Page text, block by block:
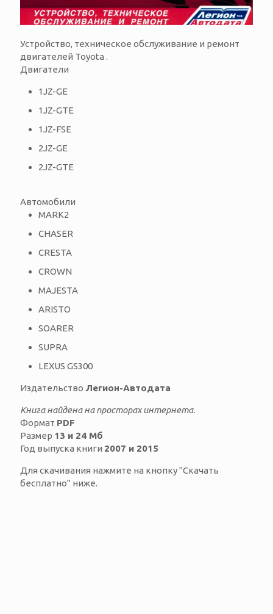
Устройство, техническое обслуживание и ремонт
двигателей Toyota .
Двигатели
1JZ-GE
1JZ-GTE
1JZ-FSE
2JZ-GE
2JZ-GTE
Автомобили
MARK2
CHASER
CRESTA
CROWN
MAJESTA
ARISTO
SOARER
SUPRA
LEXUS GS300
Издательство Легион-Автодата
Книга найдена на просторах интернета.
Формат PDF
Размер 13 и 24 Мб
Год выпуска книги 2007 и 2015
Для скачивания нажмите на кнопку "Скачать
бесплатно" ниже.